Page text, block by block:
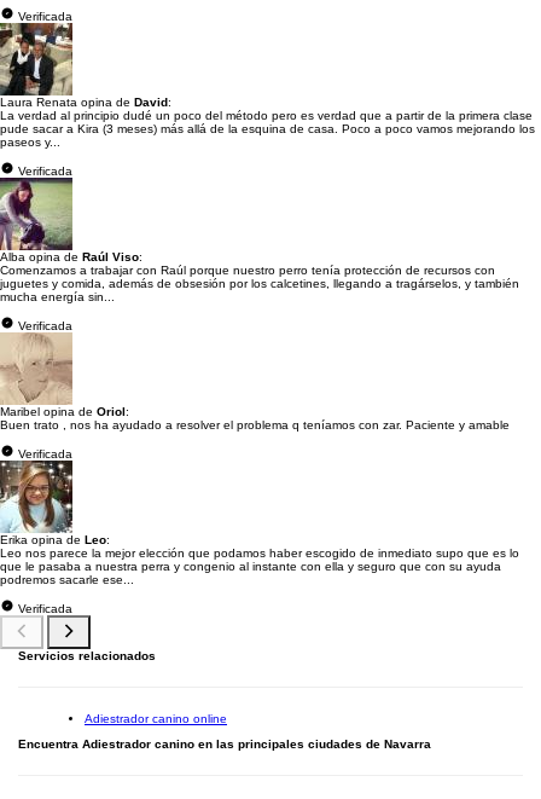
Verificada
Laura Renata opina de David:
La verdad al principio dudé un poco del método pero es verdad que a partir de la primera clase
pude sacar a Kira (3 meses) más allá de la esquina de casa. Poco a poco vamos mejorando los
paseos y...
Verificada
Alba opina de Raúl Viso:
Comenzamos a trabajar con Raúl porque nuestro perro tenía protección de recursos con
juguetes y comida, además de obsesión por los calcetines, llegando a tragárselos, y también
mucha energía sin...
Verificada
Maribel opina de Oriol:
Buen trato , nos ha ayudado a resolver el problema q teníamos con zar. Paciente y amable
Verificada
Erika opina de Leo:
Leo nos parece la mejor elección que podamos haber escogido de inmediato supo que es lo
que le pasaba a nuestra perra y congenio al instante con ella y seguro que con su ayuda
podremos sacarle ese...
Verificada
Servicios relacionados
Adiestrador canino online
Encuentra Adiestrador canino en las principales ciudades de Navarra